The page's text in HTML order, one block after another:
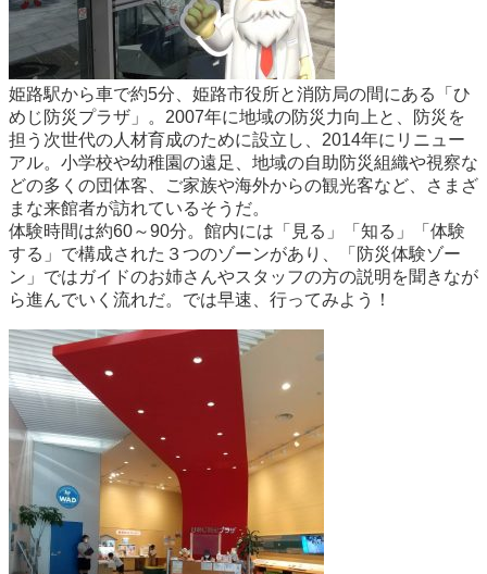
姫路駅から車で約5分、姫路市役所と消防局の間にある「ひ
めじ防災プラザ」。2007年に地域の防災力向上と、防災を
担う次世代の人材育成のために設立し、2014年にリニュー
アル。小学校や幼稚園の遠足、地域の自助防災組織や視察な
どの多くの団体客、ご家族や海外からの観光客など、さまざ
まな来館者が訪れているそうだ。
体験時間は約60～90分。館内には「見る」「知る」「体験
する」で構成された３つのゾーンがあり、「防災体験ゾー
ン」ではガイドのお姉さんやスタッフの方の説明を聞きなが
ら進んでいく流れだ。では早速、行ってみよう！